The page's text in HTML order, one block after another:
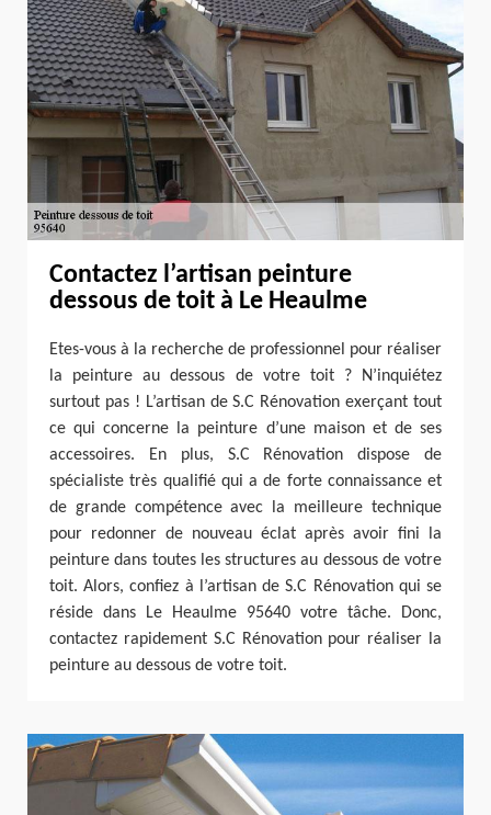
Contactez l’artisan peinture
dessous de toit à Le Heaulme
Etes-vous à la recherche de professionnel pour réaliser
la peinture au dessous de votre toit ? N’inquiétez
surtout pas ! L’artisan de S.C Rénovation exerçant tout
ce qui concerne la peinture d’une maison et de ses
accessoires. En plus, S.C Rénovation dispose de
spécialiste très qualifié qui a de forte connaissance et
de grande compétence avec la meilleure technique
pour redonner de nouveau éclat après avoir fini la
peinture dans toutes les structures au dessous de votre
toit. Alors, confiez à l’artisan de S.C Rénovation qui se
réside dans Le Heaulme 95640 votre tâche. Donc,
contactez rapidement S.C Rénovation pour réaliser la
peinture au dessous de votre toit.